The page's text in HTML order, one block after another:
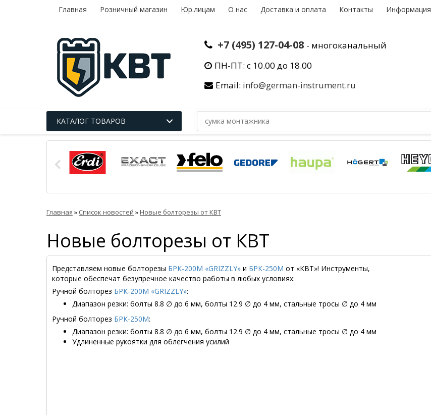
Главная Розничный магазин Юр.лицам О нас Доставка и оплата Контакты Информация
+7 (495) 127-04-08 - многоканальный
ПН-ПТ: с 10.00 до 18.00
Email: info@german-instrument.ru
КАТАЛОГ ТОВАРОВ
Главная » Список новостей »Новые болторезы от КВТ
Новые болторезы от КВТ
Представляем новые болторезы БРК-200М «GRIZZLY» и БРК-250M от «КВТ»! Инструменты,
которые обеспечат безупречное качество работы в любых условиях:
Ручной болторез БРК-200М «GRIZZLY»:
Диапазон резки: болты 8.8 ∅ до 6 мм, болты 12.9 ∅ до 4 мм, стальные тросы ∅ до 4 мм
Ручной болторез БРК-250M:
Диапазон резки: болты 8.8 ∅ до 6 мм, болты 12.9 ∅ до 4 мм, стальные тросы ∅ до 4 мм
Удлиненные рукоятки для облегчения усилий